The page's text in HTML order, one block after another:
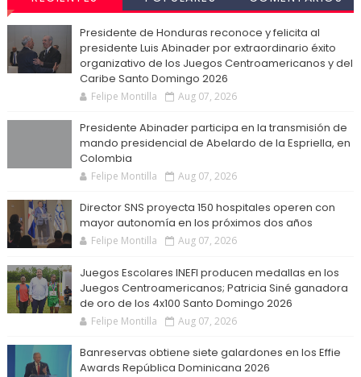
Presidente de Honduras reconoce y felicita al
presidente Luis Abinader por extraordinario éxito
organizativo de los Juegos Centroamericanos y del
Caribe Santo Domingo 2026
Felipe Montilla Aug 07, 2026
Presidente Abinader participa en la transmisión de
mando presidencial de Abelardo de la Espriella, en
Colombia
Felipe Montilla Aug 07, 2026
Director SNS proyecta 150 hospitales operen con
mayor autonomía en los próximos dos años
Felipe Montilla Aug 07, 2026
Juegos Escolares INEFI producen medallas en los
Juegos Centroamericanos; Patricia Siné ganadora
de oro de los 4x100 Santo Domingo 2026
Felipe Montilla Aug 07, 2026
Banreservas obtiene siete galardones en los Effie
Awards República Dominicana 2026